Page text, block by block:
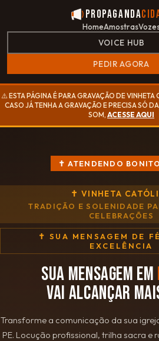
Propaganda
HomeAmostras
VOICE HUB
PEDIR AGORA
⚠️ ESTA PÁGINA É PARA GRAVAÇÃO DE VINHETA
CASO JÁ TENHA A GRAVAÇÃO E PRECISA SÓ
SOM,ACESSE AQUI
✝ ATENDENDO
✝ VINHETA
TRADIÇÃO E SOLENIDADE
CELEBRAÇÕES
✝ SUA MENSAGEM DE
EXCELÊNCIA
SUA MENSAGEM EM
VAI ALCANÇAR
Transforme a comunicação da sua
PE. Locução profissional, trilha sacra e